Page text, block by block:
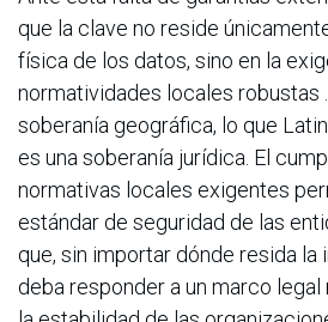
que la clave no reside
física de los datos, sino en la
normatividades locales robustas
soberanía geográfica, lo que
es una soberanía jurídica. El
normativas locales exigentes
estándar de seguridad de las
que, sin importar dónde resida la
deba responder a un marco